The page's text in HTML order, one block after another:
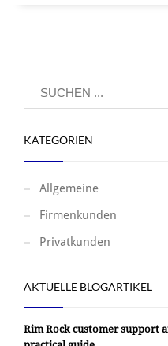
KATEGORIEN
Allgemeine
Firmenkunden
Privatkunden
AKTUELLE BLOGARTIKEL
Rim Rock customer support